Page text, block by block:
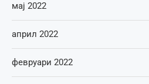
мај 2022
април 2022
февруари 2022